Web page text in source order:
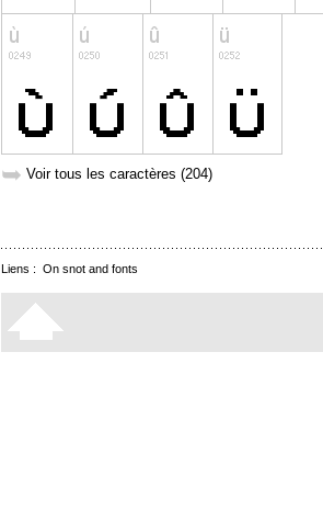
➥ Voir tous les caractères (204)
Liens : On snot and fonts